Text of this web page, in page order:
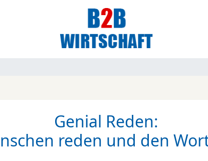
Genial Reden:
reden und den